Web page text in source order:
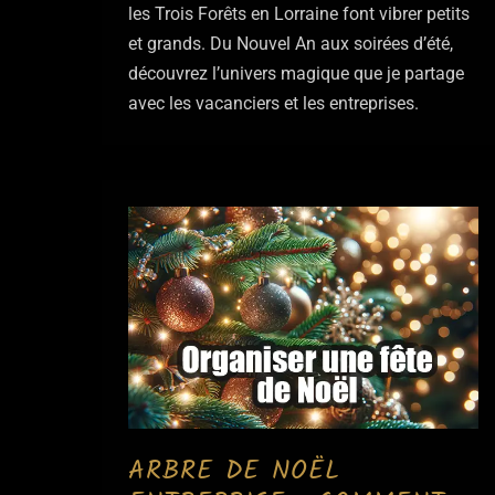
les Trois Forêts en Lorraine font vibrer petits
et grands. Du Nouvel An aux soirées d’été,
découvrez l’univers magique que je partage
avec les vacanciers et les entreprises.
ARBRE DE NOËL